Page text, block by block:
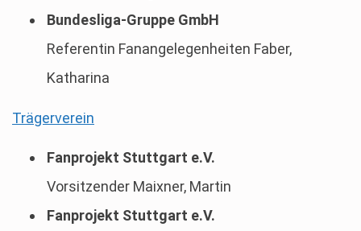
Bundesliga-Gruppe GmbH
Referentin Fanangelegenheiten Faber,
Katharina
Trägerverein
Fanprojekt Stuttgart e.V.
Vorsitzender Maixner, Martin
Fanprojekt Stuttgart e.V.